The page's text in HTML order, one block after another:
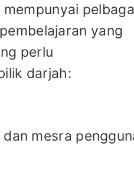
yang
perlu
darjah:
mesra